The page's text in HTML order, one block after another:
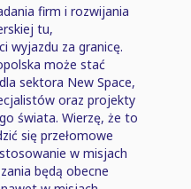
firm i rozwijania
tu,
wyjazdu za granicę.
może stać
sektora New Space,
oraz projekty
świata. Wierzę, że to
się przełomowe
w misjach
będą obecne